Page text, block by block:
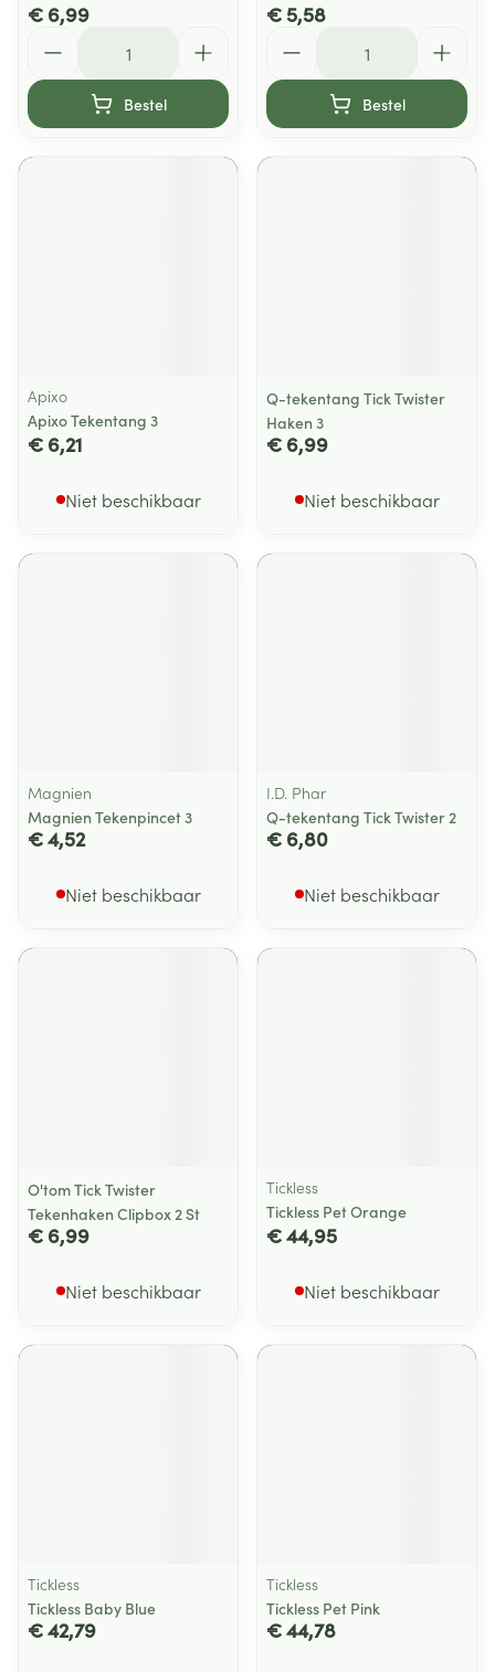
€ 6,99
Bestel
€ 5,58
Bestel
Apixo
Apixo Tekentang 3
€ 6,21
Niet beschikbaar
Q-tekentang Tick Twister
Haken 3
€ 6,99
Niet beschikbaar
Magnien
Magnien Tekenpincet 3
€ 4,52
Niet beschikbaar
I.D. Phar
Q-tekentang Tick Twister 2
€ 6,80
Niet beschikbaar
O'tom Tick Twister
Tekenhaken Clipbox 2 St
€ 6,99
Niet beschikbaar
Tickless
Tickless Pet Orange
€ 44,95
Niet beschikbaar
Tickless
Tickless Baby Blue
€ 42,79
Tickless
Tickless Pet Pink
€ 44,78